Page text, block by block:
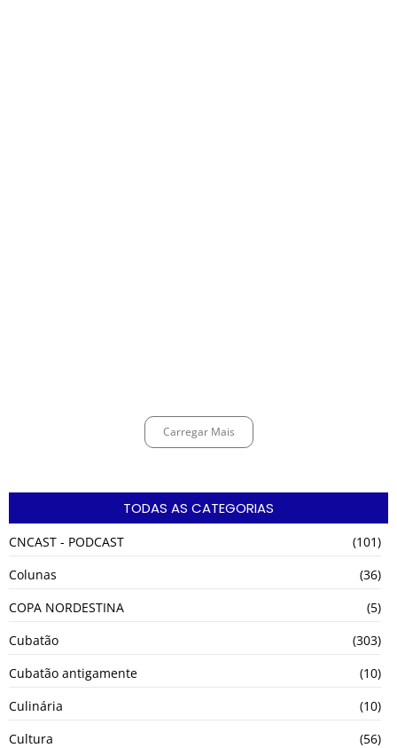
Carregar Mais
TODAS AS CATEGORIAS
CNCAST - PODCAST
(101)
Colunas
(36)
COPA NORDESTINA
(5)
Cubatão
(303)
Cubatão antigamente
(10)
Culinária
(10)
Cultura
(56)